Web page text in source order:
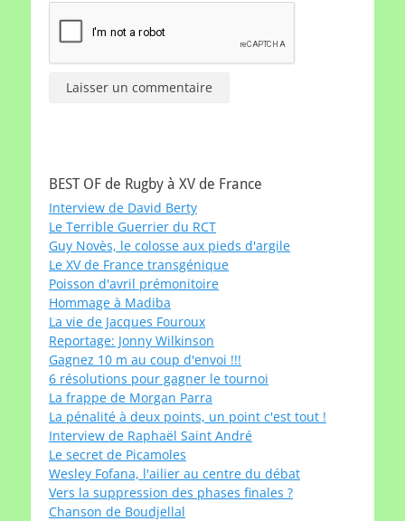
BEST OF de Rugby à XV de France
Interview de David Berty
Le Terrible Guerrier du RCT
Guy Novès, le colosse aux pieds d'argile
Le XV de France transgénique
Poisson d'avril prémonitoire
Hommage à Madiba
La vie de Jacques Fouroux
Reportage: Jonny Wilkinson
Gagnez 10 m au coup d'envoi !!!
6 résolutions pour gagner le tournoi
La frappe de Morgan Parra
La pénalité à deux points, un point c'est tout !
Interview de Raphaël Saint André
Le secret de Picamoles
Wesley Fofana, l'ailier au centre du débat
Vers la suppression des phases finales ?
Chanson de Boudjellal